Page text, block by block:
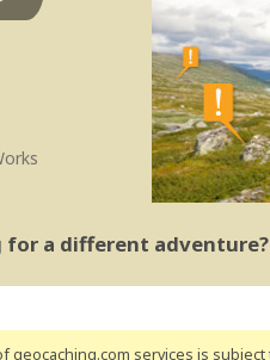
for a different adventure?
geocaching.com services is